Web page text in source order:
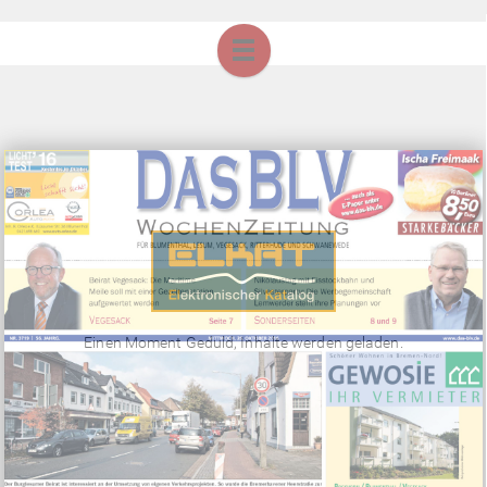
Einen Moment Geduld, Inhalte werden geladen.